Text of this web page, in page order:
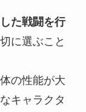
た戦闘を行
に選ぶこと
の性能が大
キャラクタ